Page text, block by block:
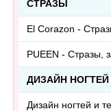
СТРАЗЫ
El Corazon -
PUEEN - Cтразы,
ДИЗАЙН НОГТЕЙ
Дизайн ногтей и